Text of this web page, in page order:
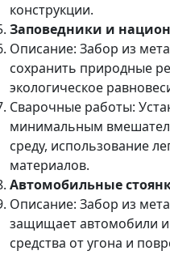
конструкции.
Заповедники и
Описание: Забор из
сохранить природные
экологическое
Сварочные работы:
минимальным
среду, использование
материалов.
Автомобильные
Описание: Забор из
защищает автомобили
средства от угона и